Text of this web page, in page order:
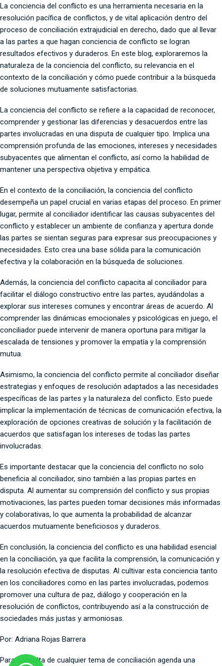
La conciencia del conflicto es una herramienta necesaria en la
resolución pacífica de conflictos, y de vital aplicación dentro del
proceso de conciliación extrajudicial en derecho, dado que al llevar
a las partes a que hagan conciencia de conflicto se logran
resultados efectivos y duraderos. En este blog, exploraremos la
naturaleza de la conciencia del conflicto, su relevancia en el
contexto de la conciliación y cómo puede contribuir a la búsqueda
de soluciones mutuamente satisfactorias.
La conciencia del conflicto se refiere a la capacidad de reconocer,
comprender y gestionar las diferencias y desacuerdos entre las
partes involucradas en una disputa de cualquier tipo. Implica una
comprensión profunda de las emociones, intereses y necesidades
subyacentes que alimentan el conflicto, así como la habilidad de
mantener una perspectiva objetiva y empática.
En el contexto de la conciliación, la conciencia del conflicto
desempeña un papel crucial en varias etapas del proceso. En primer
lugar, permite al conciliador identificar las causas subyacentes del
conflicto y establecer un ambiente de confianza y apertura donde
las partes se sientan seguras para expresar sus preocupaciones y
necesidades. Esto crea una base sólida para la comunicación
efectiva y la colaboración en la búsqueda de soluciones.
Además, la conciencia del conflicto capacita al conciliador para
facilitar el diálogo constructivo entre las partes, ayudándolas a
explorar sus intereses comunes y encontrar áreas de acuerdo. Al
comprender las dinámicas emocionales y psicológicas en juego, el
conciliador puede intervenir de manera oportuna para mitigar la
escalada de tensiones y promover la empatía y la comprensión
mutua.
Asimismo, la conciencia del conflicto permite al conciliador diseñar
estrategias y enfoques de resolución adaptados a las necesidades
específicas de las partes y la naturaleza del conflicto. Esto puede
implicar la implementación de técnicas de comunicación efectiva, la
exploración de opciones creativas de solución y la facilitación de
acuerdos que satisfagan los intereses de todas las partes
involucradas.
Es importante destacar que la conciencia del conflicto no solo
beneficia al conciliador, sino también a las propias partes en
disputa. Al aumentar su comprensión del conflicto y sus propias
motivaciones, las partes pueden tomar decisiones más informadas
y colaborativas, lo que aumenta la probabilidad de alcanzar
acuerdos mutuamente beneficiosos y duraderos.
En conclusión, la conciencia del conflicto es una habilidad esencial
en la conciliación, ya que facilita la comprensión, la comunicación y
la resolución efectiva de disputas. Al cultivar esta conciencia tanto
en los conciliadores como en las partes involucradas, podemos
promover una cultura de paz, diálogo y cooperación en la
resolución de conflictos, contribuyendo así a la construcción de
sociedades más justas y armoniosas.
Por: Adriana Rojas Barrera
Para consulta de cualquier tema de conciliación agenda una